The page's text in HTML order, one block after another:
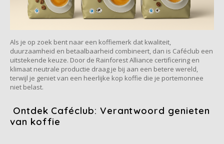
Café intención
Caffè Vergnano
Chicco d'oro
Senseo
E.S.E. koffiepads (44 mm)
Eduscho
Gala
Gorilla
100% Arabica koffie
Als je op zoek bent naar een koffiemerk dat kwaliteit,
duurzaamheid en betaalbaarheid combineert, dan is Caféclub een
uitstekende keuze. Door de Rainforest Alliance certificering en
klimaat neutrale productie draag je bij aan een betere wereld,
terwijl je geniet van een heerlijke kop koffie die je portemonnee
niet belast.
Ontdek Caféclub: Verantwoord genieten
van koffie